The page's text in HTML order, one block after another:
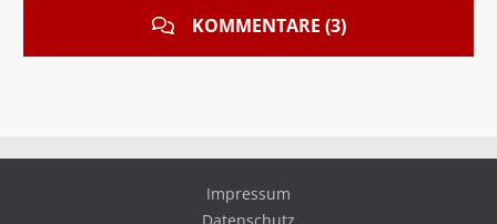
KOMMENTARE (3)
Impressum